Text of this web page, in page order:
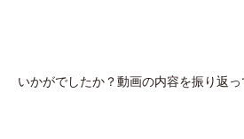
いかがでしたか？動画の内容を振り返っ